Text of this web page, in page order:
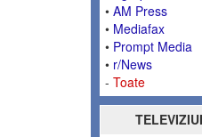
• AM Press
• Mediafax
• Prompt Media
• r/News
- Toate